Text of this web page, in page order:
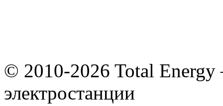
© 2010-2026 Total
электростанции